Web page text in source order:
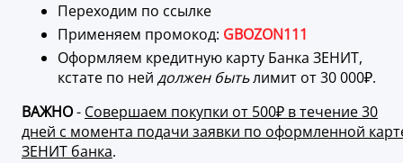
Переходим по ссылке
Применяем промокод: GBOZON111
Оформляем кредитную карту Банка ЗЕНИТ,
кстате по ней должен бытьлимит от 30 000₽.
ВАЖНО- Совершаем покупки от 500₽ в течение 30
дней с момента подачи заявки по оформленной
ЗЕНИТ банка.